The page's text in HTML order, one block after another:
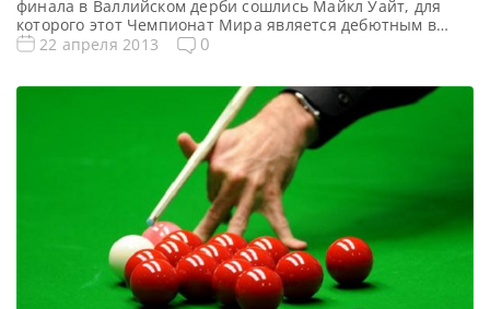
финала в Валлийском дерби сошлись Майкл Уайт, для
которого этот Чемпионат Мира является дебютным в
карьере и кроме того он является самым молодым
молния”, родом из Западного Уэльса стоит на пороге
22 апреля 2013 0